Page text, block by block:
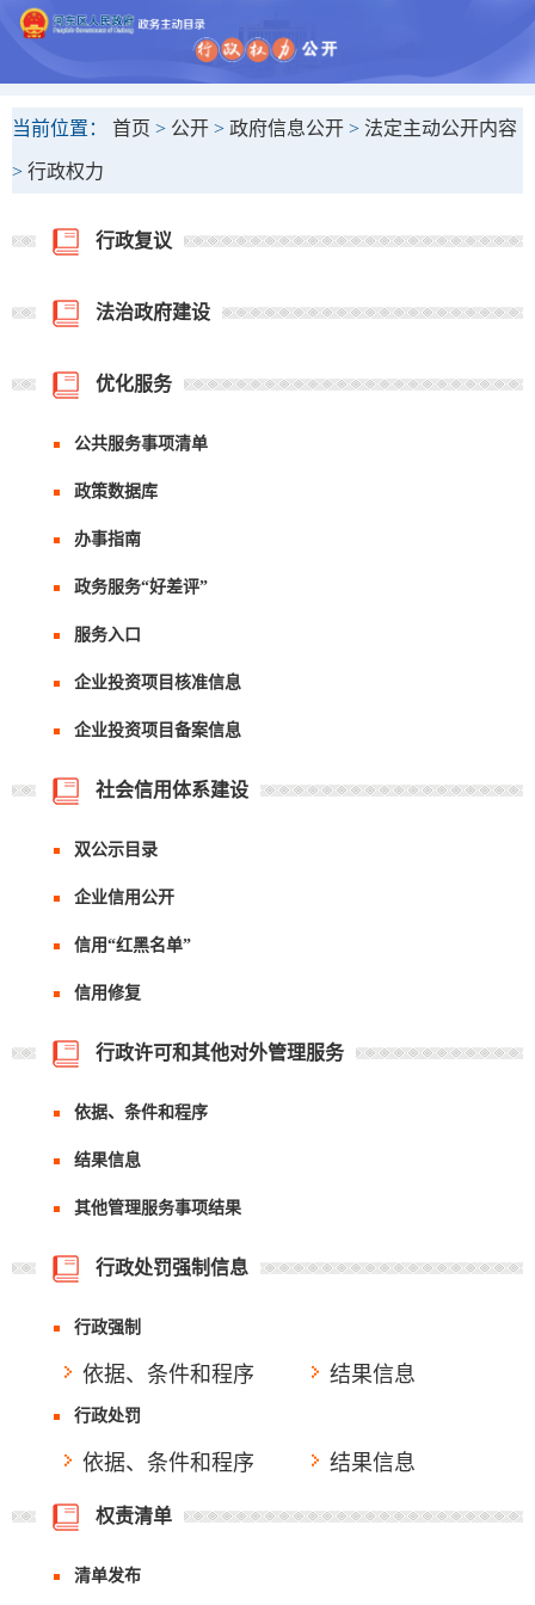
当前位置： 首页 > 公开 > 政府信息公开 > 法定主动公开内容
> 行政权力
行政复议
法治政府建设
优化服务
公共服务事项清单
政策数据库
办事指南
政务服务“好差评”
服务入口
企业投资项目核准信息
企业投资项目备案信息
社会信用体系建设
双公示目录
企业信用公开
信用“红黑名单”
信用修复
行政许可和其他对外管理服务
依据、条件和程序
结果信息
其他管理服务事项结果
行政处罚强制信息
行政强制
依据、条件和程序 结果信息
行政处罚
依据、条件和程序 结果信息
权责清单
清单发布